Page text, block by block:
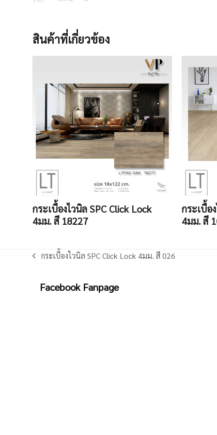
สินค้าที่เกี่ยวข้อง
กระเบื้องไวนิล SPC Click Lock
4มม. สี 18227
กระเบื้อ
4มม. สี
previous
กระเบื้องไวนิล SPC Click Lock 4มม. สี 026
Facebook Fanpage